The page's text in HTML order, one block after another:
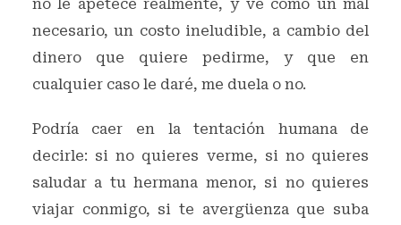
no le apetece realmente, y ve como un mal
necesario, un costo ineludible, a cambio del
dinero que quiere pedirme, y que en
cualquier caso le daré, me duela o no.
Podría caer en la tentación humana de
decirle: si no quieres verme, si no quieres
saludar a tu hermana menor, si no quieres
viajar conmigo, si te avergüenza que suba